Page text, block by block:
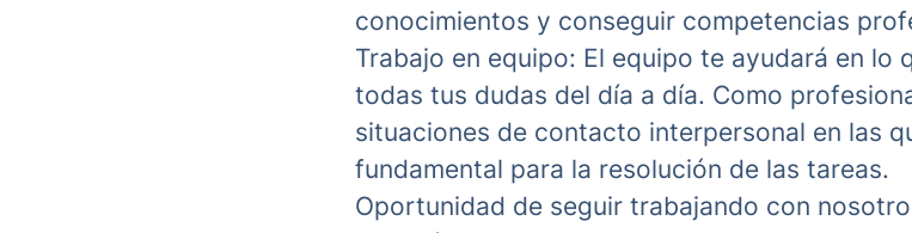
conocimientos y conseguir competencias
Trabajo en equipo: El equipo te ayudará en lo
todas tus dudas del día a día. Como
situaciones de contacto interpersonal en las
fundamental para la resolución de las tareas.
Oportunidad de seguir trabajando con